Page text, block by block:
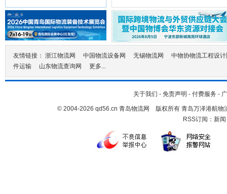
白俄罗斯/阿富汗/伊拉克/尼泊尔等
25/07/2024
泰亚陆通货运诚挚提供非洲内陆国
家（津巴布韦、赞比亚、马拉维、
乌干达、卢旺达、布隆迪、南苏
阿塞拜疆★亚美尼亚★土库曼斯坦
友情链接： 浙江物流网 中国物流设备网 无锡物流网
中物协物流工程设
件运输
山东物流查询网 更多...
关于我们 - 免责声明 - 付费服务 -
© 2004-2026 qd56.cn 青岛物流网 版权所有 青岛万泽港航物
RSS订阅： 新闻